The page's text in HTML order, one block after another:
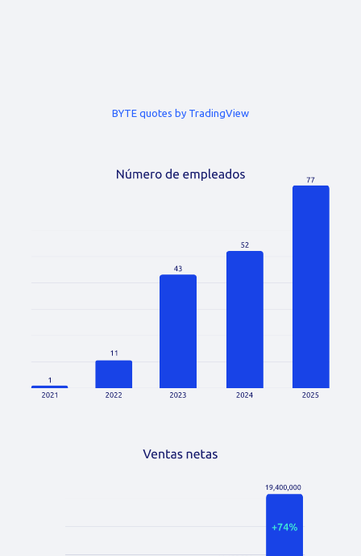
BYTE quotes by TradingView